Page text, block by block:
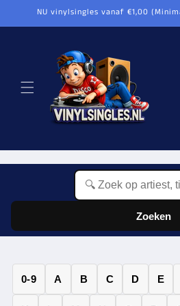
naar de
content
NU vinylsingles vanaf €1,00
Zoeken
0-9 A B C D E